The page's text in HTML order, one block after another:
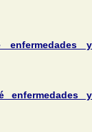
y
enfermedades y